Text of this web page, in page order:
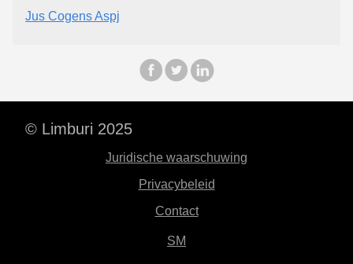
Jus Cogens Aspj
© Limburi 2025
Juridische waarschuwing
Privacybeleid
Contact
SM